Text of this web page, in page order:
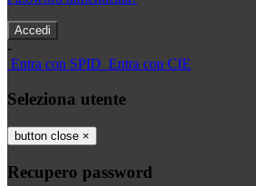
-
Entra con SPID Entra con CIE
Seleziona utente
button close ×
Recupero password